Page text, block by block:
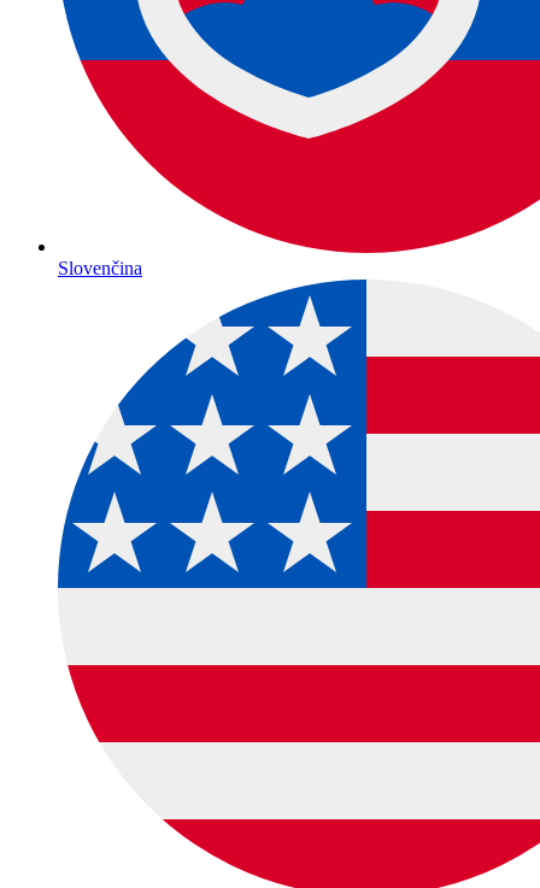
Slovenčina